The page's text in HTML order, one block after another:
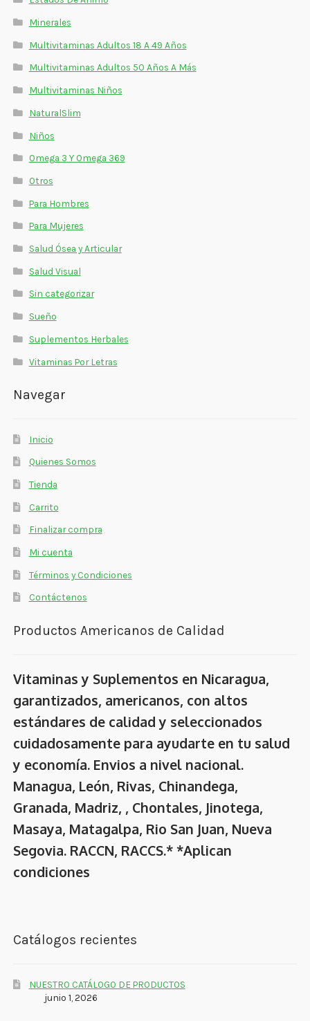
Minerales
Multivitaminas Adultos 18 A 49 Años
Multivitaminas Adultos 50 Años A Más
Multivitaminas Niños
NaturalSlim
Niños
Omega 3 Y Omega 369
Otros
Para Hombres
Para Mujeres
Salud Ósea y Articular
Salud Visual
Sin categorizar
Sueño
Suplementos Herbales
Vitaminas Por Letras
Navegar
Inicio
Quienes Somos
Tienda
Carrito
Finalizar compra
Mi cuenta
Términos y Condiciones
Contáctenos
Productos Americanos de Calidad
Vitaminas y Suplementos en Nicaragua,
garantizados, americanos, con altos
estándares de calidad y seleccionados
cuidadosamente para ayudarte en tu salud
y economía. Envios a nivel nacional.
Managua, León, Rivas, Chinandega,
Granada, Madriz, , Chontales, Jinotega,
Masaya, Matagalpa, Rio San Juan, Nueva
Segovia. RACCN, RACCS.* *Aplican
condiciones
Catálogos recientes
NUESTRO CATÁLOGO DE PRODUCTOS
junio 1, 2026